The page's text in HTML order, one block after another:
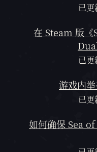
已
在 Steam 版
已
游戏内
已
如何确保 Sea